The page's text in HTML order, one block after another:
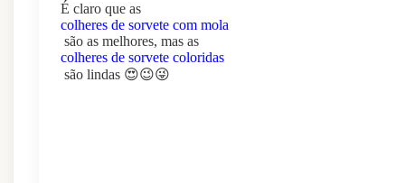
É claro que as
colheres de sorvete com mola
são as melhores, mas as
colheres de sorvete coloridas
são lindas 😍😉😜